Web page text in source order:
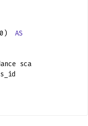
0) AS
sca